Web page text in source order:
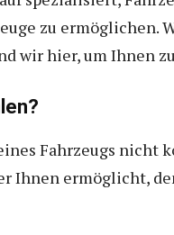
zu ermöglichen.
wir hier, um Ihnen
Fahrzeugs
Ihnen ermöglicht,